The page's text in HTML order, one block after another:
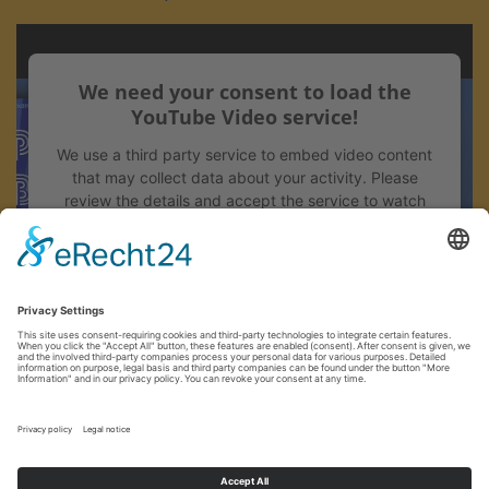
We need your consent to load the
YouTube Video service!
We use a third party service to embed video content
that may collect data about your activity. Please
review the details and accept the service to watch
Accept
powered byUsercentrics Consent Management